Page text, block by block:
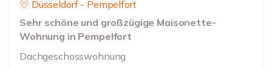
Düsseldorf - Pempelfort
Sehr schöne und großzügige Maisonette-
Wohnung in Pempelfort
Dachgeschosswohnung